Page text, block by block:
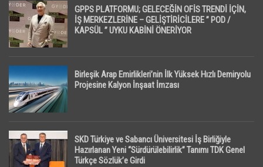
GPPS PLATFORMU; GELECEĞİN OFİS TRENDİ İÇİN,
İŞ MERKEZLERİNE – GELİŞTİRİCİLERE ” POD /
KAPSÜL ” UYKU KABİNİ ÖNERİYOR
Birleşik Arap Emirlikleri’nin İlk Yüksek Hızlı Demiryolu
Projesine Kalyon İnşaat İmzası
SKD Türkiye ve Sabancı Üniversitesi İş Birliğiyle
Hazırlanan Yeni “Sürdürülebilirlik” Tanımı TDK Genel
Türkçe Sözlük’e Girdi